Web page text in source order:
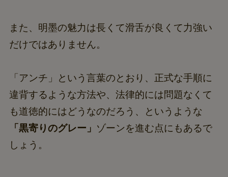
また、明墨の魅力は長くて滑舌が良くて力強い
だけではありません。
「アンチ」という言葉のとおり、正式な手順に
違背するような方法や、法律的には問題なくて
も道徳的にはどうなのだろう、というような
「黒寄りのグレー」 ゾーンを進む点にもあるで
しょう。